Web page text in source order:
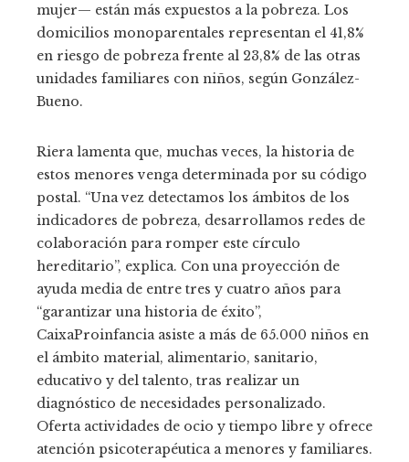
mujer— están más expuestos a la pobreza. Los
domicilios monoparentales representan el 41,8%
en riesgo de pobreza frente al 23,8% de las otras
unidades familiares con niños, según González-
Bueno.
Riera lamenta que, muchas veces, la historia de
estos menores venga determinada por su código
postal. “Una vez detectamos los ámbitos de los
indicadores de pobreza, desarrollamos redes de
colaboración para romper este círculo
hereditario”, explica. Con una proyección de
ayuda media de entre tres y cuatro años para
“garantizar una historia de éxito”,
CaixaProinfancia asiste a más de 65.000 niños en
el ámbito material, alimentario, sanitario,
educativo y del talento, tras realizar un
diagnóstico de necesidades personalizado.
Oferta actividades de ocio y tiempo libre y ofrece
atención psicoterapéutica a menores y familiares.